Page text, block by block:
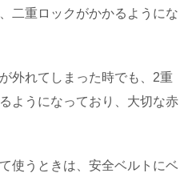
二重ロックがかかるようにな
外れてしまった時でも、2重
ようになっており、大切な赤
使うときは、安全ベルトにベ